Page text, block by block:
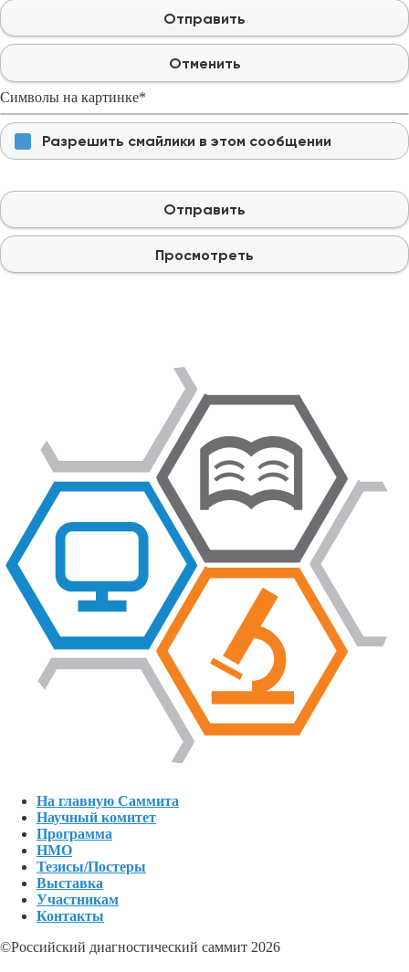
Отправить
Отменить
Символы на картинке*
Разрешить смайлики в этом сообщении
Отправить
Просмотреть
На главную Саммита
Научный комитет
Программа
НМО
Тезисы/Постеры
Выставка
Участникам
Контакты
©Российский диагностический саммит 2026